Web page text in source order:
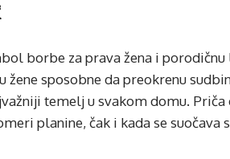
borbe za prava žena i
žene sposobne da preokrenu
temelj u svakom domu.
planine, čak i kada se suočava